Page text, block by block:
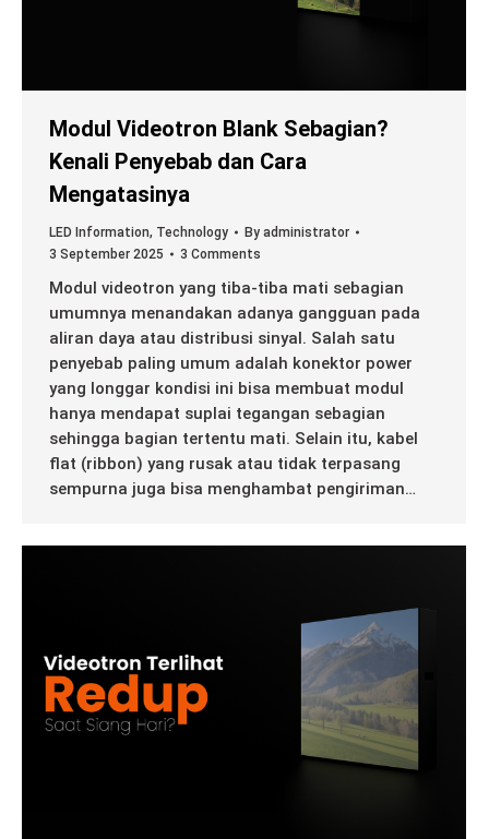
Modul Videotron Blank Sebagian?
Kenali Penyebab dan Cara
Mengatasinya
LED Information, Technology By administrator
3 September 2025
3 Comments
Modul videotron yang tiba-tiba mati sebagian
umumnya menandakan adanya gangguan pada
aliran daya atau distribusi sinyal. Salah satu
penyebab paling umum adalah konektor power
yang longgar kondisi ini bisa membuat modul
hanya mendapat suplai tegangan sebagian
sehingga bagian tertentu mati. Selain itu, kabel
flat (ribbon) yang rusak atau tidak terpasang
sempurna juga bisa menghambat pengiriman…